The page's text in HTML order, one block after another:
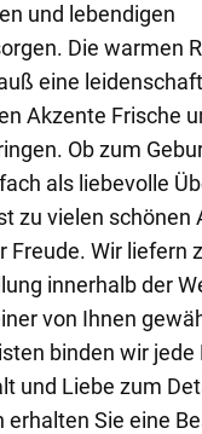
und lebendigen
Die warmen
eine
Akzente Frische
Ob zum
als liebevolle
zu vielen schönen
Freude. Wir liefern
innerhalb der
von Ihnen
binden wir jede
und Liebe zum
Sie eine